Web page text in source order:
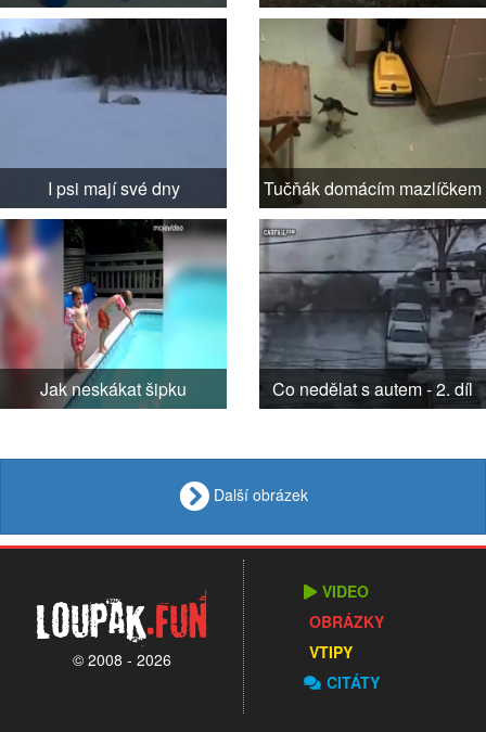
I psi mají své dny Tučňák domácím mazlíčkem
Jak neskákat šipku Co nedělat s autem - 2. díl
Další obrázek
Loupak.fun
© 2008 - 2026
VIDEO
OBRÁZKY
VTIPY
CITÁTY